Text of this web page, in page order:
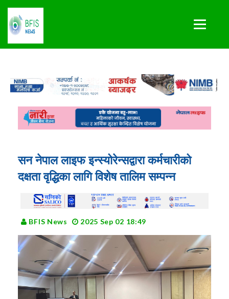
सन नेपाल लाइफ इन्स्योरेन्सद्वारा कर्मचारीको
दक्षता वृद्धिका लागि विशेष तालिम सम्पन्न
BFIS News 2025 Sep 02 18:49